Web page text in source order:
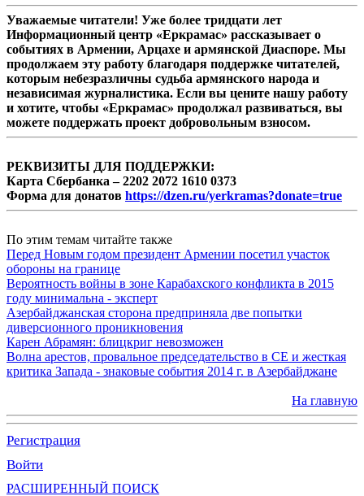
Уважаемые читатели! Уже более тридцати лет
Информационный центр «Еркрамас» рассказывает о
событиях в Армении, Арцахе и армянской Диаспоре. Мы
продолжаем эту работу благодаря поддержке читателей,
которым небезразличны судьба армянского народа и
независимая журналистика. Если вы цените нашу работу
и хотите, чтобы «Еркрамас» продолжал развиваться, вы
можете поддержать проект добровольным взносом.
РЕКВИЗИТЫ ДЛЯ ПОДДЕРЖКИ:
Карта Сбербанка – 2202 2072 1610 0373
Форма для донатов https://dzen.ru/yerkramas?donate=true
По этим темам читайте также
Перед Новым годом президент Армении посетил участок
обороны на границе
Вероятность войны в зоне Карабахского конфликта в 2015
году минимальна - эксперт
Азербайджанская сторона предприняла две попытки
диверсионного проникновения
Карен Абрамян: блицкриг невозможен
Волна арестов, провальное председательство в СЕ и жесткая
критика Запада - знаковые события 2014 г. в Азербайджане
На главную
Регистрация
Войти
РАСШИРЕННЫЙ ПОИСК